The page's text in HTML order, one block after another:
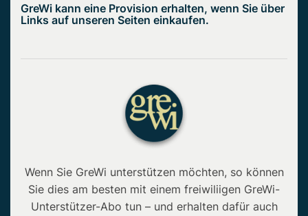
GreWi kann eine Provision erhalten, wenn Sie über
Links auf unseren Seiten einkaufen.
Wenn Sie GreWi unterstützen möchten, so können
Sie dies am besten mit einem freiwiliigen GreWi-
Unterstützer-Abo tun – und erhalten dafür auch